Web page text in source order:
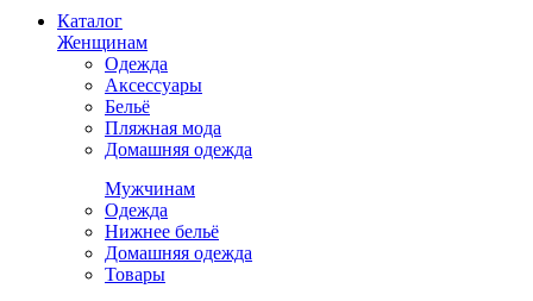
Каталог
Женщинам
Одежда
Аксессуары
Бельё
Пляжная мода
Домашняя одежда
Мужчинам
Одежда
Нижнее бельё
Домашняя одежда
Товары